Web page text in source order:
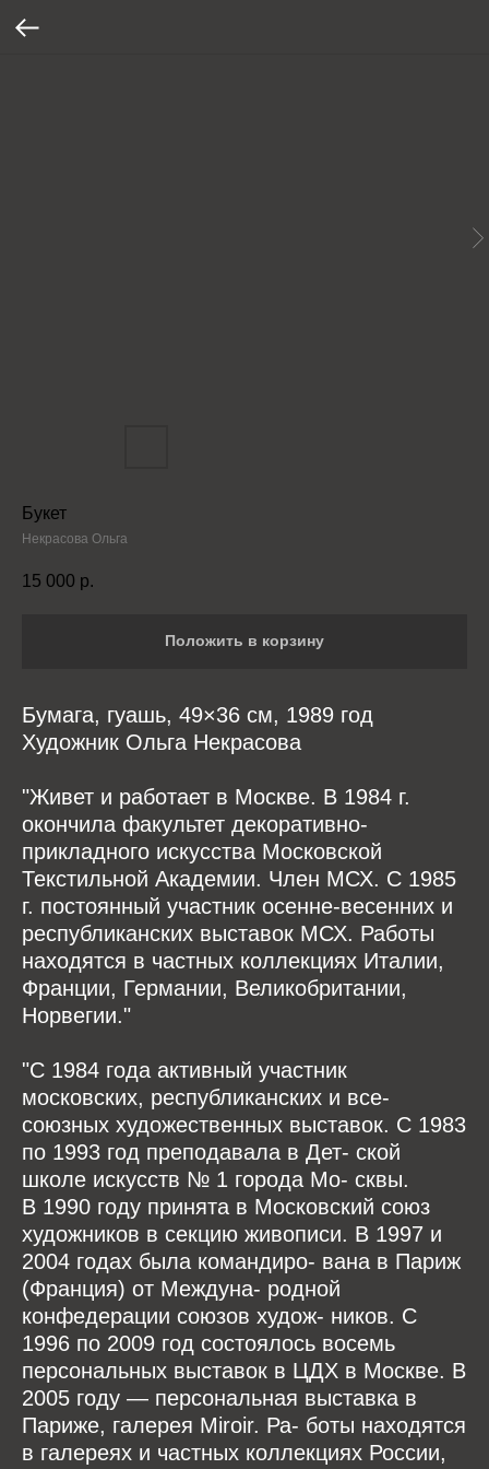
Букет
Некрасова Ольга
15 000 р.
Положить в корзину
Бумага, гуашь, 49×36 см, 1989 год
Художник Ольга Некрасова
"Живет и работает в Москве. В 1984 г.
окончила факультет декоративно-
прикладного искусства Московской
Текстильной Академии. Член МСХ. С 1985
г. постоянный участник осенне-весенних и
республиканских выставок МСХ. Работы
находятся в частных коллекциях Италии,
Франции, Германии, Великобритании,
Норвегии."
"С 1984 года активный участник
московских, республиканских и все-
союзных художественных выставок. С 1983
по 1993 год преподавала в Дет- ской
школе искусств № 1 города Мо- сквы.
В 1990 году принята в Московский союз
художников в секцию живописи. В 1997 и
2004 годах была командиро- вана в Париж
(Франция) от Междуна- родной
конфедерации союзов худож- ников. С
1996 по 2009 год состоялось восемь
персональных выставок в ЦДХ в Москве. В
2005 году — персональная выставка в
Париже, галерея Miroir. Ра- боты находятся
в галереях и частных коллекциях России,